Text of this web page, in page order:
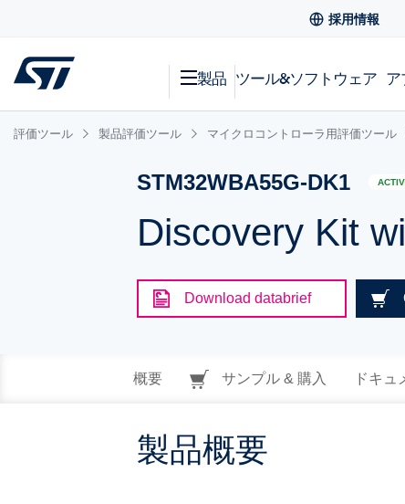
採用情報
製品 ツール&ソフトウェア ア
評価ツール 製品評価ツール マイクロコントローラ用評価ツール
STM32WBA55G-DK1
Discovery Kit
Download databrief
概要 サンプル & 購入 ドキュ
製品概要